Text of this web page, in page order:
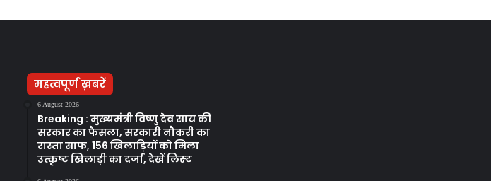
महत्वपूर्ण ख़बरें
6 August 2026
Breaking : मुख्यमंत्री विष्णु देव साय की
सरकार का फैसला, सरकारी नौकरी का
रास्ता साफ, 156 खिलाड़ियों को मिला
उत्कृष्ट खिलाड़ी का दर्जा, देखें लिस्‍ट